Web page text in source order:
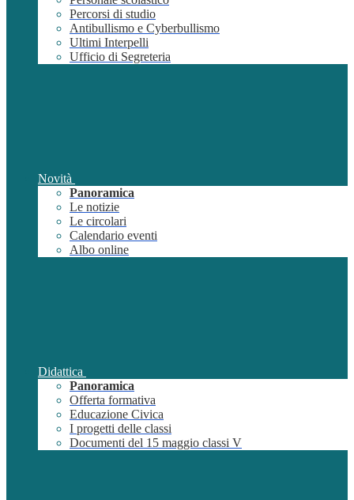
Percorsi di studio
Antibullismo e Cyberbullismo
Ultimi Interpelli
Ufficio di Segreteria
Novità
Panoramica
Le notizie
Le circolari
Calendario eventi
Albo online
Didattica
Panoramica
Offerta formativa
Educazione Civica
I progetti delle classi
Documenti del 15 maggio classi V